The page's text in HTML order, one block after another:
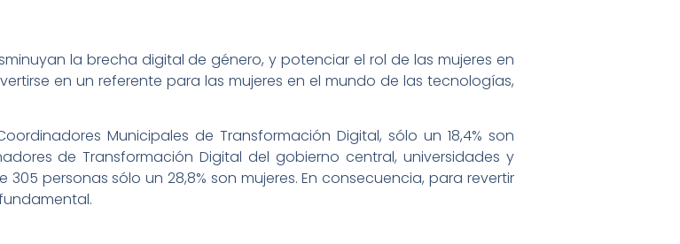
la brecha digital de género, y potenciar el rol de las mujeres en
en un referente para las mujeres en el mundo de las tecnologías,
Municipales de Transformación Digital, sólo un 18,4% son
de Transformación Digital del gobierno central, universidades y
personas sólo un 28,8% son mujeres. En consecuencia, para revertir